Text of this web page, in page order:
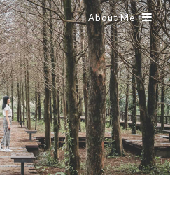
About Me